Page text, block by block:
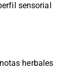
sensorial
herbales